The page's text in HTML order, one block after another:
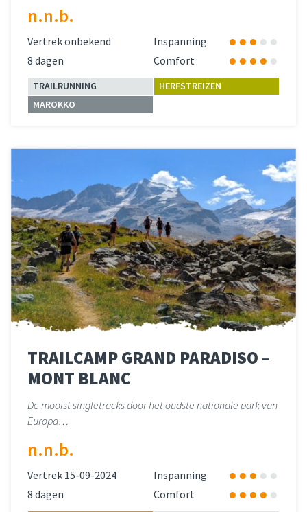
n.n.b.
Vertrek onbekend
Inspanning
8 dagen
Comfort
TRAILRUNNING
HERFSTREIZEN
MAROKKO
TRAILCAMP GRAND PARADISO –
MONT BLANC
De mooist singletracks door het oudste nationale park van
Europa…
n.n.b.
Vertrek 15-09-2024
Inspanning
8 dagen
Comfort